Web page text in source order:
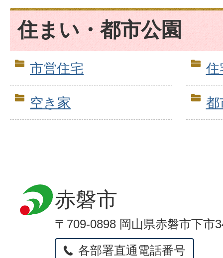
住まい・都市公園
市営住宅 住
空き家 都
赤磐市
〒709-0898 岡山県赤磐市下市
各部署直通電話番号